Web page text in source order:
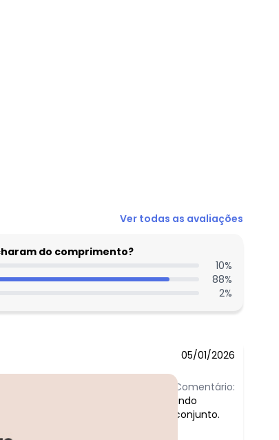
Ver todas as avaliações
do comprimento?
10%
88%
2%
05/01/2026
Comentário:
lindo
conjunto.